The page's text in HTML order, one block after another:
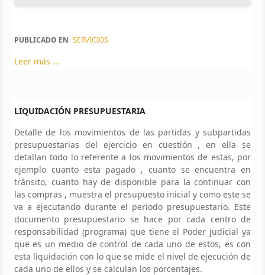
PUBLICADO EN SERVICIOS
Leer más ...
LIQUIDACIÓN PRESUPUESTARIA
Detalle de los movimientos de las partidas y subpartidas
presupuestarias del ejercicio en cuestión , en ella se
detallan todo lo referente a los movimientos de estas, por
ejemplo cuanto esta pagado , cuanto se encuentra en
tránsito, cuanto hay de disponible para la continuar con
las compras , muestra el presupuesto inicial y como este se
va a ejecutando durante el periodo presupuestario. Este
documento presupuestario se hace por cada centro de
responsabilidad (programa) que tiene el Poder judicial ya
que es un medio de control de cada uno de estos, es con
esta liquidación con lo que se mide el nivel de ejecución de
cada uno de ellos y se calculan los porcentajes.